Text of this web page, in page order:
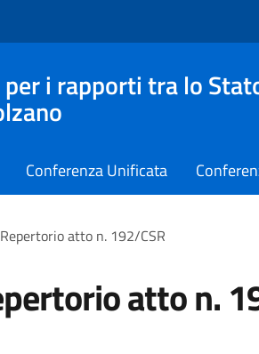
i rapporti tra lo
Conferenza Unificata
Repertorio atto n. 192/CSR
atto n.